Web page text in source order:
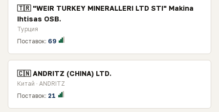
🇹🇷 "WEIR TURKEY MINERALLERI LTD STI" Makina
Ihtisas OSB.
Турция
Поставок: 69
🇨🇳 ANDRITZ (CHINA) LTD.
Китай · ANDRITZ
Поставок: 21